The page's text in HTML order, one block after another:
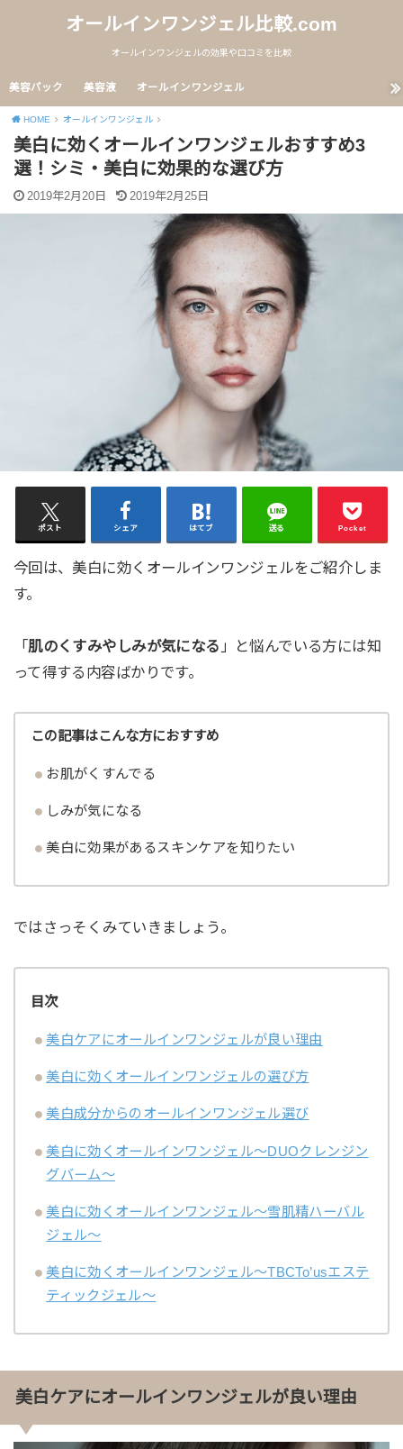
オールインワンジェル比較.com
オールインワンジェルの効果や口コミを比較
美容パック 美容液 オールインワンジェル
HOME オールインワンジェル
美白に効くオールインワンジェルおすすめ3
選！シミ・美白に効果的な選び方
2019年2月20日 2019年2月25日
ポスト シェア はてブ 送る Pocket
今回は、美白に効くオールインワンジェルをご紹介しま
す。
「肌のくすみやしみが気になる 」と悩んでいる方には知
って得する内容ばかりです。
この記事はこんな方におすすめ
お肌がくすんでる
しみが気になる
美白に効果があるスキンケアを知りたい
ではさっそくみていきましょう。
目次
美白ケアにオールインワンジェルが良い理由
美白に効くオールインワンジェルの選び方
美白成分からのオールインワンジェル選び
美白に効くオールインワンジェル～DUOクレンジン
グバーム～
美白に効くオールインワンジェル～雪肌精ハーバル
ジェル～
美白に効くオールインワンジェル～TBCTo’usエステ
ティックジェル～
美白ケアにオールインワンジェルが良い理由